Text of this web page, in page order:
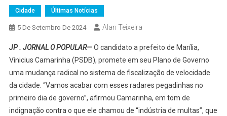
Cidade Últimas Notícias
5 De Setembro De 2024 Alan Teixeira
JP . JORNAL O POPULAR—O candidato a prefeito de Marília,
Vinicius Camarinha (PSDB), promete em seu Plano de Governo
uma mudança radical no sistema de fiscalização de velocidade
da cidade. “Vamos acabar com esses radares pegadinhas no
primeiro dia de governo”, afirmou Camarinha, em tom de
indignação contra o que ele chamou de “indústria de multas”, que